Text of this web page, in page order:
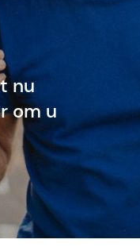
nu
om u